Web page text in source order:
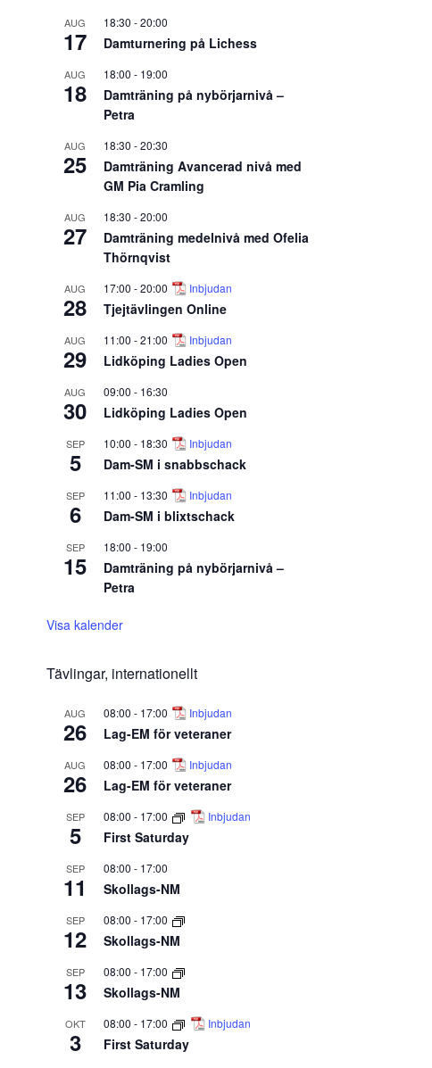
AUG
17
18:30 -20:00
Damturnering på Lichess
AUG
18
18:00 - 19:00
Damträning på nybörjarnivå –
Petra
AUG
25
18:30 -20:30
Damträning Avancerad nivå med
GM Pia Cramling
AUG
27
18:30 -20:00
Damträning medelnivå med Ofelia
Thörnqvist
AUG
28
17:00 -20:00 Inbjudan
Tjejtävlingen Online
AUG
29
11:00 -21:00 Inbjudan
Lidköping Ladies Open
AUG
30
09:00 - 16:30
Lidköping Ladies Open
SEP
5
10:00 - 18:30 Inbjudan
Dam-SM i snabbschack
SEP
6
11:00 - 13:30 Inbjudan
Dam-SM i blixtschack
SEP
15
18:00 - 19:00
Damträning på nybörjarnivå –
Petra
Visa kalender
Tävlingar, internationellt
AUG
26
08:00 - 17:00 Inbjudan
Lag-EM för veteraner
AUG
26
08:00 - 17:00 Inbjudan
Lag-EM för veteraner
SEP
5
08:00 - 17:00 Inbjudan
First Saturday
SEP
11
08:00 - 17:00
Skollags-NM
SEP
12
08:00 - 17:00
Skollags-NM
SEP
13
08:00 - 17:00
Skollags-NM
OKT
3
08:00 - 17:00 Inbjudan
First Saturday